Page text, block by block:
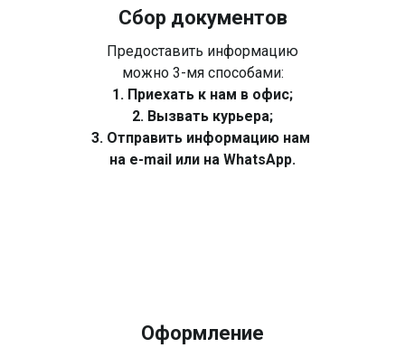
Сбор документов
Предоставить информацию
можно 3-мя способами:
1. Приехать к нам в офис;
2. Вызвать курьера;
3. Отправить информацию нам
на e-mail или на WhatsApp.
Оформление